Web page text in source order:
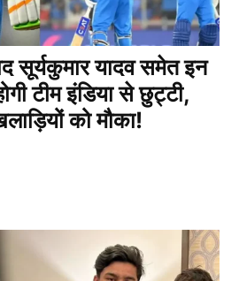
यादव समेत इन
टीम इंडिया से छुट्टी,
को मौका!